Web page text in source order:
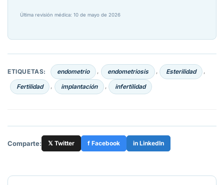
Última revisión médica: 10 de mayo de 2026
ETIQUETAS: endometrio , endometriosis , Esterilidad ,
Fertilidad , implantación , infertilidad
Comparte: 𝕏 Twitter f Facebook in LinkedIn